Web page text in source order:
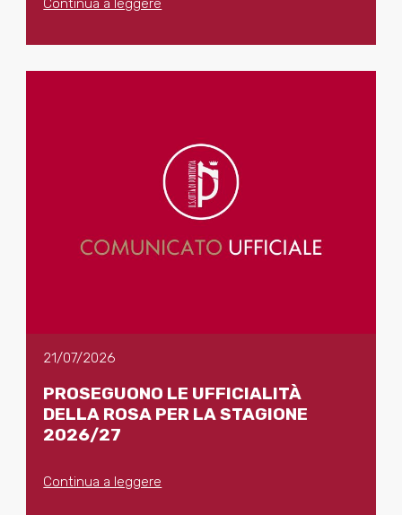
Continua a leggere
21/07/2026
PROSEGUONO LE UFFICIALITÀ
DELLA ROSA PER LA STAGIONE
2026/27
Continua a leggere